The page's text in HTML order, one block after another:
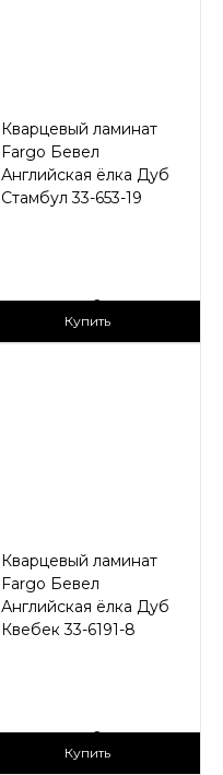
Кварцевый ламинат
Fargo Бевел
Английская ёлка Дуб
Стамбул 33-653-19
2
Купить
Кварцевый ламинат
Fargo Бевел
Английская ёлка Дуб
Квебек 33-6191-8
2
Купить